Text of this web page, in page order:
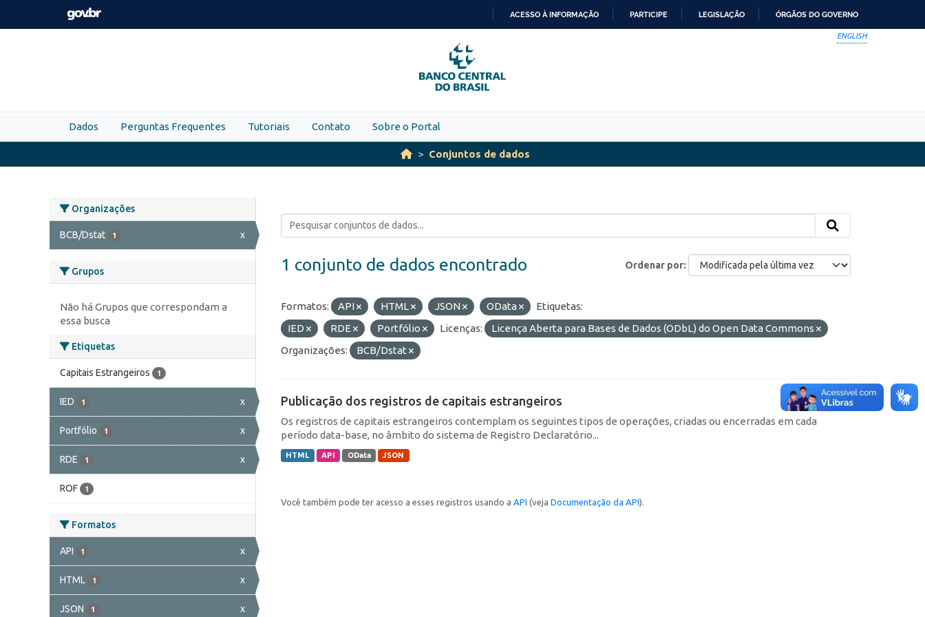
Skip to main content
PARA
O
CONTEÚDO
ACESSO À INFORMAÇÃO PARTICIPE LEGISLAÇÃO ÓRGÃOS DO GOVERNO
ENGLISH
Dados Perguntas Frequentes Tutoriais Contato Sobre o Portal
Conjuntos de dados
Organizações
BCB/Dstat 1 x
Grupos
Não há Grupos que correspondam a
essa busca
Etiquetas
Capitais Estrangeiros 1
IED 1 x
Portfólio 1 x
RDE 1 x
ROF 1
Formatos
API 1 x
HTML 1 x
JSON 1 x
Ordenar por
1 conjunto de dados encontrado
Formatos: API HTML JSON OData
Etiquetas:
IED
RDE Portfólio Licenças:
Licença Aberta para Bases de Dados (ODbL) do Open Data Commons
Organizações:
BCB/Dstat
Publicação dos registros de capitais estrangeiros
Os registros de capitais estrangeiros contemplam os seguintes tipos de operações, criadas ou encerradas em cada
período data-base, no âmbito do sistema de Registro Declaratório...
HTML API OData JSON
Você também pode ter acesso a esses registros usando a API (veja Documentação da API).